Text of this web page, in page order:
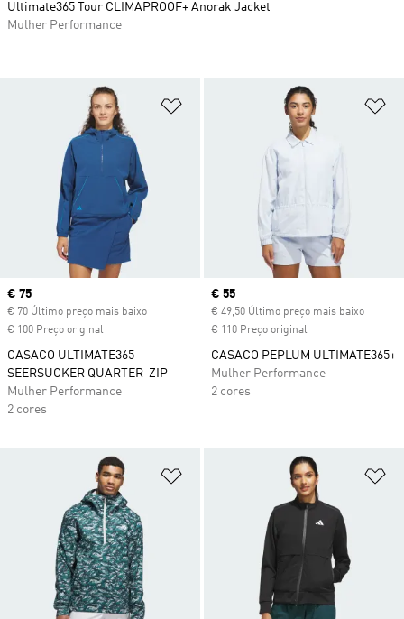
Adicionar à Lista de Desejos
Current price
€ 75
€ 70 Último preço mais baixo
€ 100 Preço original
CASACO ULTIMATE365
SEERSUCKER QUARTER-ZIP
Mulher Performance
2 cores
Current price
€ 55
€ 49,50 Último preço mais baixo
€ 110 Preço original
CASACO PEPLUM ULTIMATE365+
Mulher Performance
2 cores
Adicionar à Lista de Desejos
Ultimate365 Tour CLIMAPROOF+ Anorak Jacket
Mulher Performance